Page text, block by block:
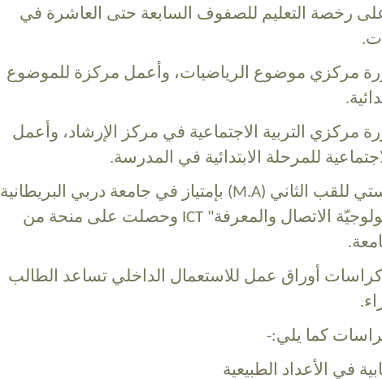
على رخصة التعليم للصفوف السابعة حتى العاشرة في
دورة مركزي موضوع الرياضيات، وأعمل مركزة للموضوع
دورة مركزي التربية الاجتماعية في مركز الإرشاد، وأعمل
للمرحلة الابتدائية في المدرسة.
2009 أنهيت دراستي للقب الثاني (M.A) بإمتياز في جامعة دربي البريطانية
في موضوع "تكنولوجيّة الاتصال والمعرفة" ICT وحصلت على منحة من
كراسات أوراق عمل للاستعمال الداخلي تساعد الطالب
كما يلي:-
في الأعداد الطبيعية